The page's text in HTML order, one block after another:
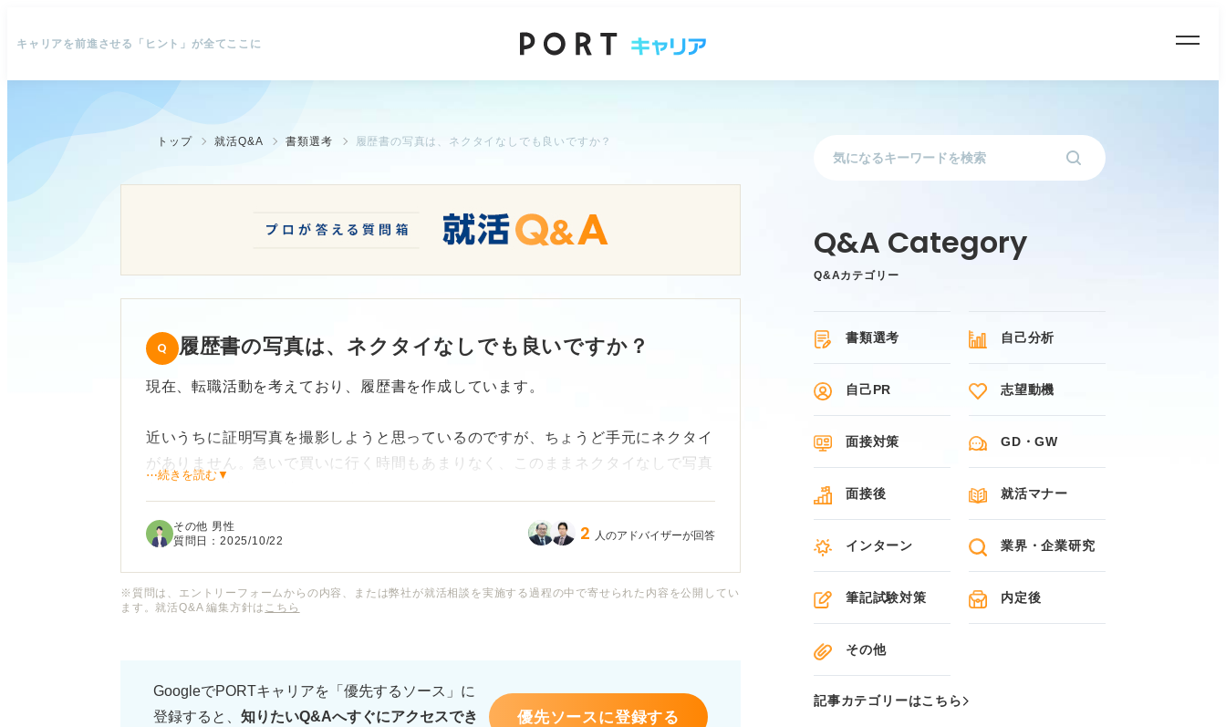
キャリアを前進させる「ヒント」が全てここに
トップ 就活Q&A 書類選考 履歴書の写真は、ネクタイなしでも良いですか？
履歴書の写真は、ネクタイなしでも良いですか？
現在、転職活動を考えており、履歴書を作成しています。
近いうちに証明写真を撮影しようと思っているのですが、ちょうど手元にネクタイ
がありません。急いで買いに行く時間もあまりなく、このままネクタイなしで写真
転職活動の履歴書写真で、ネクタイは必須なのでしょうか？ もしネクタイなしで
また、ネクタイをしないことで採用担当者にマイナスな印象を残してしまわない
⋯続きを読む▼
その他 男性
質問日：2025/10/22 2 人のアドバイザーが回答
※質問は、エントリーフォームからの内容、または弊社が就活相談を実施する過程の中で寄せられた内容を公開してい
ます。就活Q&A 編集方針は こちら
GoogleでPORTキャリアを「優先するソース」に
登録すると、 知りたいQ&Aへすぐにアクセスでき
優先ソースに登録する
Q&Aカテゴリー
書類選考 自己分析
自己PR 志望動機
面接対策 GD・GW
面接後 就活マナー
インターン 業界・企業研究
筆記試験対策 内定後
その他
記事カテゴリーはこちら